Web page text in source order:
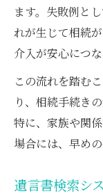
ます。失敗例と
れが生じて相続
介入が安心につな
この流れを踏む
り、相続手続き
特に、家族や関
場合には、早め
遺言書検索シ